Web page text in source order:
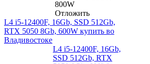
800W
Отложить
L4 i5-12400F, 16Gb, SSD 512Gb,
RTX 5050 8Gb, 600W купить во
Владивостоке
L4 i5-12400F, 16Gb,
SSD 512Gb, RTX